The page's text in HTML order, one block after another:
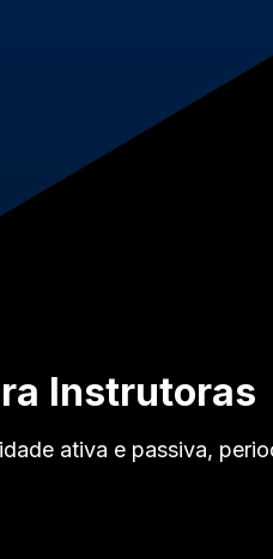
Instrutoras
ativa e passiva,